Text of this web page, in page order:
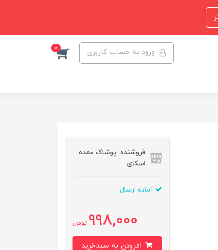
ورود به حساب کاربری 0
فروشنده: پوشاک عمده
اسکای
آماده ارسال
998,000 تومان